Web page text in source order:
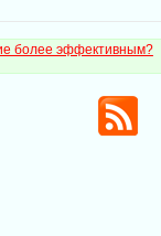
более эффективным?